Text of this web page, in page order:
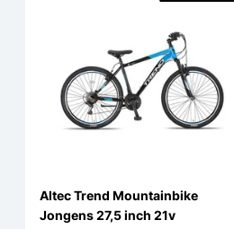
Altec Trend Mountainbike
Jongens 27,5 inch 21v